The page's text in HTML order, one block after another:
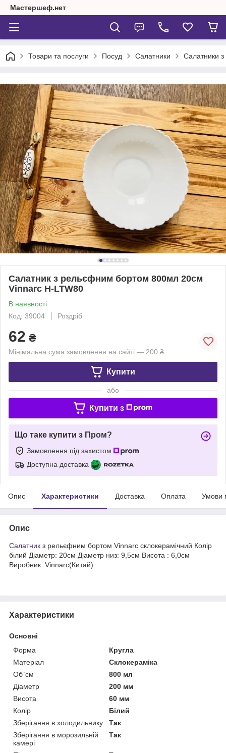
Мастершеф.нет
Товари та послуги Посуд Салатники Салатники з
Салатник з рельєфним бортом 800мл 20см
Vinnarc H-LTW80
В наявності
Код: 39004
Роздріб
62 ₴
Мінімальна сума замовлення на сайті — 200 ₴
Купити
або
Купити з
Що таке купити з Пром?
Замовлення під захистом
Доступна доставка
Опис Характеристики Доставка Оплата Умови
Опис
Салатник з рельєфним бортом Vinnarc склокерамічний Колір
білий Діаметр: 20см Діаметр низ: 9,5см Висота : 6,0см
Виробник: Vinnarc(Китай)
Характеристики
Основні
Форма
Кругла
Матеріал
Склокераміка
Об`єм
800 мл
Діаметр
200 мм
Висота
60 мм
Колір
Білий
Зберігання в холодильнику
Так
Зберігання в морозильній
камері
Так